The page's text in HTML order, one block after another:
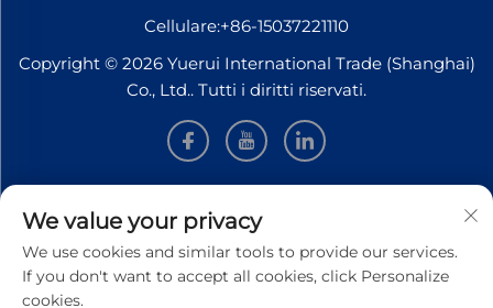
Cellulare:+86-15037221110
Copyright © 2026 Yuerui International Trade (Shanghai)
Co., Ltd.. Tutti i diritti riservati.
INFORMAZIONI
Iscriviti per ricevere la nostra newsletter settimanale
We value your privacy
We use cookies and similar tools to provide our services.
If you don't want to accept all cookies, click Personalize
cookies.